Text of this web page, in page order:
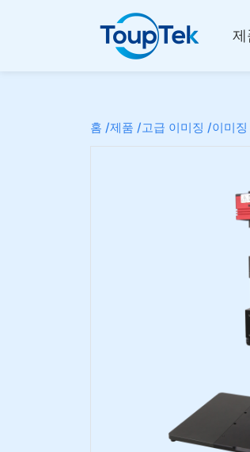
제
홈 /제품 /고급 이미징 /이미